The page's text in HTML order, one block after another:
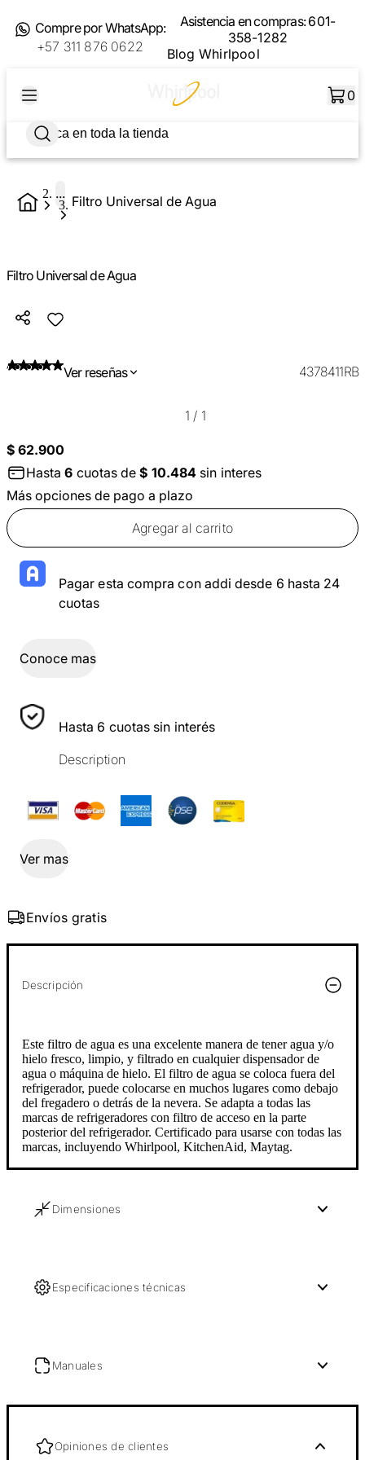
Compre por WhatsApp:
+57 311 876 0622
Asistencia en compras:601-
358-1282
Blog Whirlpool
0
... Filtro Universal de Agua
Filtro Universal de Agua
Ver reseñas 4378411RB
1 / 1
$ 62.900
Hasta6 cuotas de$ 10.484 sin interes
Más opciones de pago a plazo
Agregar al carrito
Pagar esta compra con addi desde 6 hasta 24
cuotas
Conoce mas
Hasta 6 cuotas sin interés
Description
Ver mas
Envíos gratis
Descripción
Este filtro de agua es una excelente manera de tener agua y/o
hielo fresco, limpio, y filtrado en cualquier dispensador de
agua o máquina de hielo. El filtro de agua se coloca fuera del
refrigerador, puede colocarse en muchos lugares como debajo
del fregadero o detrás de la nevera. Se adapta a todas las
marcas de refrigeradores con filtro de acceso en la parte
posterior del refrigerador. Certificado para usarse con todas las
marcas, incluyendo Whirlpool, KitchenAid, Maytag.
Dimensiones
Especificaciones técnicas
Manuales
Opiniones de clientes